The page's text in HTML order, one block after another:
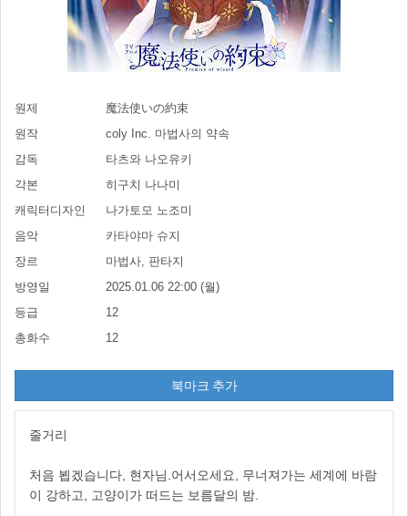
원제
魔法使いの約束
원작
coly Inc. 마법사의 약속
감독
타츠와 나오유키
각본
히구치 나나미
캐릭터디자인
나가토모 노조미
음악
카타야마 슈지
장르
마법사, 판타지
방영일
2025.01.06 22:00 (월)
등급
12
총화수
12
북마크 추가
줄거리
처음 뵙겠습니다, 현자님.어서오세요, 무너져가는 세계에 바람
이 강하고, 고양이가 떠드는 보름달의 밤.